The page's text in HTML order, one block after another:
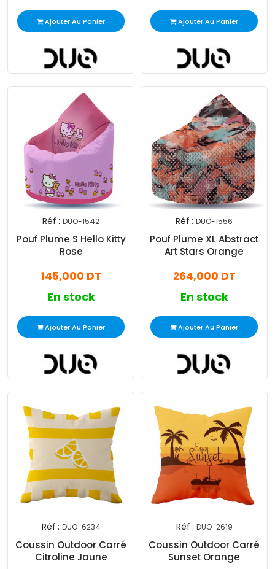
Ajouter Au Panier Ajouter Au Panier
Réf : DUO-1542
Pouf Plume S Hello Kitty
Rose
145,000 DT
En stock
Ajouter Au Panier
Réf : DUO-1556
Pouf Plume XL Abstract
Art Stars Orange
264,000 DT
En stock
Ajouter Au Panier
Réf : DUO-6234
Coussin Outdoor Carré
Citroline Jaune
Réf : DUO-2619
Coussin Outdoor Carré
Sunset Orange